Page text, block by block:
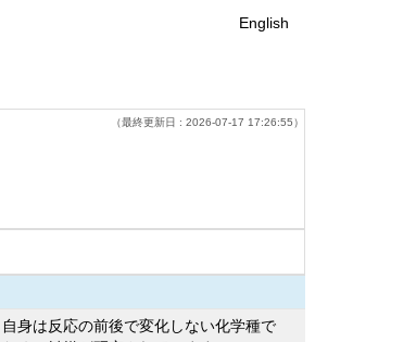
English
（最終更新日 : 2026-07-17 17:26:55）
身は反応の前後で変化しない化学種で